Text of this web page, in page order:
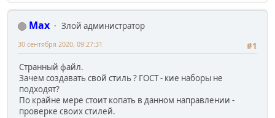
Max
Злой администратор
#1
30 сентября 2020, 09:27:31
Странный файл.
Зачем создавать свой стиль ? ГОСТ - кие наборы не
подходят?
По крайне мере стоит копать в данном направлении -
проверке своих стилей.